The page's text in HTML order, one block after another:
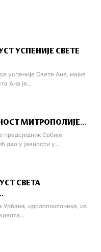
УСПЕНИЈЕ СВЕТЕ
успеније Свете Ане, мајке
Ана је...
МИТРОПОЛИЈЕ...
предсједник Србије
дао у јавности у...
СВЕТА
Урбана, идолопоклоника, из